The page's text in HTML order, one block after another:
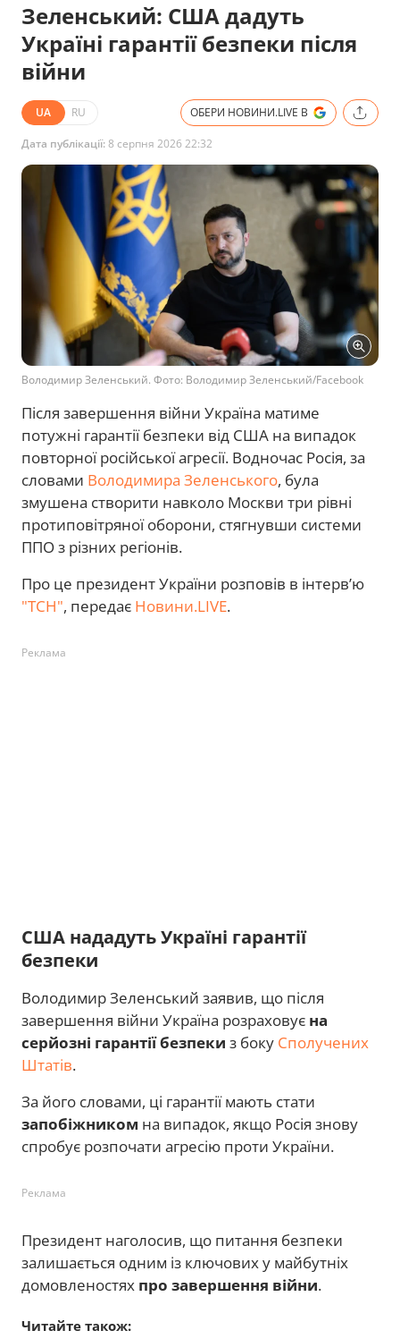
Зеленський: США дадуть
Україні гарантії безпеки після
війни
UA RU ОБЕРИ НОВИНИ.LIVE В
Дата публікації:8 серпня 2026 22:32
Володимир Зеленський. Фото: Володимир Зеленський/Facebook
Після завершення війни Україна матиме
потужні гарантії безпеки від США на випадок
повторної російської агресії. Водночас Росія, за
словами Володимира Зеленського, була
змушена створити навколо Москви три рівні
протиповітряної оборони, стягнувши системи
ППО з різних регіонів.
Про це президент України розповів в інтерв’ю
"ТСН", передає Новини.LIVE.
Реклама
США нададуть Україні гарантії
безпеки
Володимир Зеленський заявив, що після
завершення війни Україна розраховує на
серйозні гарантії безпеки з боку Сполучених
Штатів.
За його словами, ці гарантії мають стати
запобіжником на випадок, якщо Росія знову
спробує розпочати агресію проти України.
Реклама
Президент наголосив, що питання безпеки
залишається одним із ключових у майбутніх
домовленостях про завершення війни.
Читайте також: